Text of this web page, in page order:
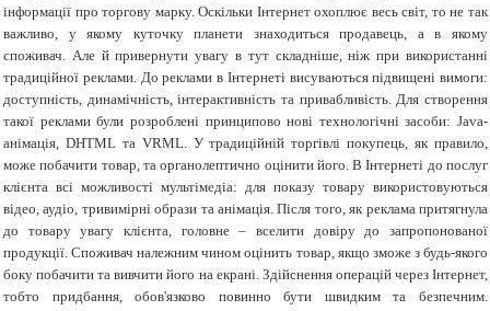
інформації про торгову марку. Оскільки Інтернет охоплює весь світ, то не так
важливо, у якому куточку планети знаходиться продавець, а в якому
споживач. Але й привернути увагу в тут складніше, ніж при використанні
традиційної реклами. До реклами в Інтернеті висуваються підвищені вимоги:
доступність, динамічність, інтерактивність та привабливість. Для створення
такої реклами були розроблені принципово нові технологічні засоби: Java-
анімація, DHTML та VRML. У традиційній торгівлі покупець, як правило,
може побачити товар, та органолептично оцінити його. В Інтернеті до послуг
клієнта всі можливості мультімедіа: для показу товару використовуються
відео, аудіо, тривимірні образи та анімація. Після того, як реклама притягнула
до товару увагу клієнта, головне – вселити довіру до запропонованої
продукції. Споживач належним чином оцінить товар, якщо зможе з будь-якого
боку побачити та вивчити його на екрані. Здійснення операцій через Інтернет,
тобто придбання, обов'язково повинно бути швидким та безпечним.